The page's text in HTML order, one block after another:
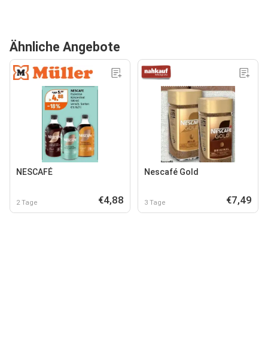
Ähnliche Angebote
NESCAFÉ
2 Tage €4,88
Nescafé Gold
3 Tage €7,49